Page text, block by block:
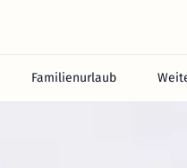
Familienurlaub